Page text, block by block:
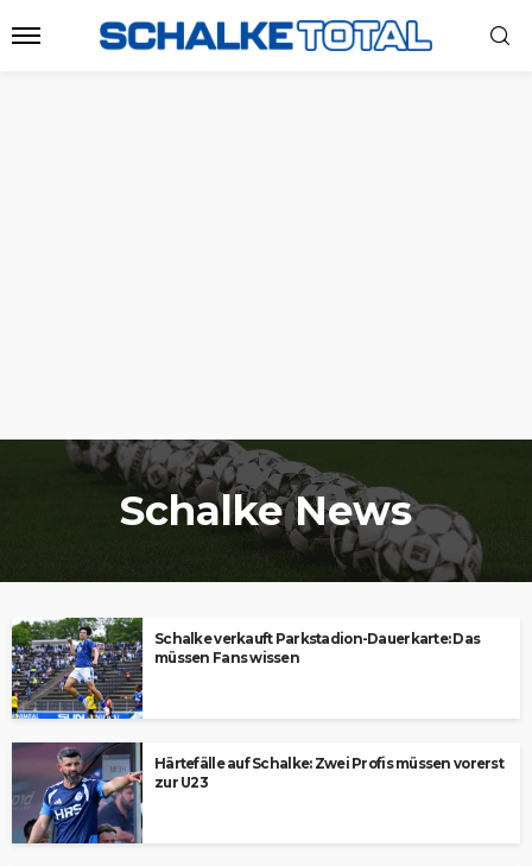
Schalke News
Schalke verkauft Parkstadion-Dauerkarte: Das
müssen Fans wissen
Härtefälle auf Schalke: Zwei Profis müssen vorerst
zur U23